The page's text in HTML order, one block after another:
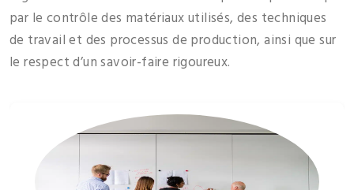
par le contrôle des matériaux utilisés, des techniques
de travail et des processus de production, ainsi que sur
le respect d’un savoir-faire rigoureux.